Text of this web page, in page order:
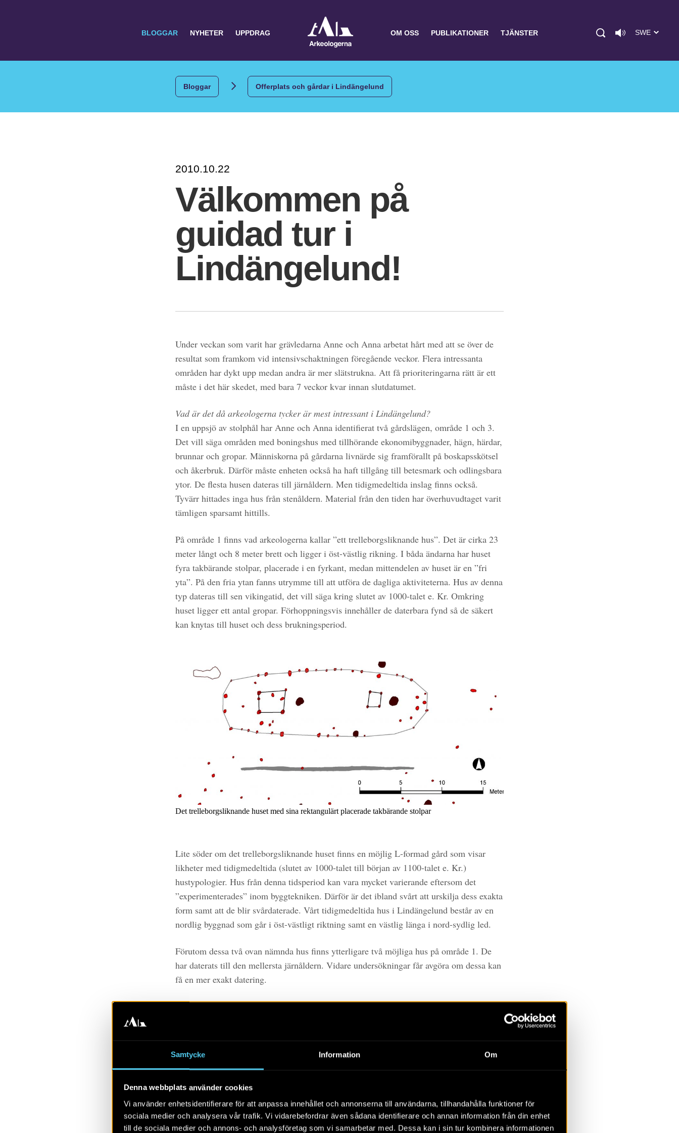
Samtycke Information Om
Denna webbplats använder cookies
Vi använder enhetsidentifierare för att anpassa innehållet och annonserna till användarna, tillhandahålla funktioner för
sociala medier och analysera vår trafik. Vi vidarebefordrar även sådana identifierare och annan information från din enhet
till de sociala medier och annons- och analysföretag som vi samarbetar med. Dessa kan i sin tur kombinera informationen
BLOGGAR NYHETER UPPDRAG OM OSS PUBLIKATIONER TJÄNSTER SWE
Bloggar Offerplats och gårdar i Lindängelund
2010.10.22
Välkommen på
guidad tur i
Lindängelund!
Under veckan som varit har grävledarna Anne och Anna arbetat hårt med att se över de
resultat som framkom vid intensivschaktningen föregående veckor. Flera intressanta
områden har dykt upp medan andra är mer slätstrukna. Att få prioriteringarna rätt är ett
måste i det här skedet, med bara 7 veckor kvar innan slutdatumet.
Vad är det då arkeologerna tycker är mest intressant i Lindängelund?
I en uppsjö av stolphål har Anne och Anna identifierat två gårdslägen, område 1 och 3.
Det vill säga områden med boningshus med tillhörande ekonomibyggnader, hägn, härdar,
brunnar och gropar. Människorna på gårdarna livnärde sig framförallt på boskapsskötsel
och åkerbruk. Därför måste enheten också ha haft tillgång till betesmark och odlingsbara
ytor. De flesta husen dateras till järnåldern. Men tidigmedeltida inslag finns också.
Tyvärr hittades inga hus från stenåldern. Material från den tiden har överhuvudtaget varit
tämligen sparsamt hittills.
På område 1 finns vad arkeologerna kallar ”ett trelleborgsliknande hus”. Det är cirka 23
meter långt och 8 meter brett och ligger i öst-västlig rikning. I båda ändarna har huset
fyra takbärande stolpar, placerade i en fyrkant, medan mittendelen av huset är en ”fri
yta”. På den fria ytan fanns utrymme till att utföra de dagliga aktiviteterna. Hus av denna
typ dateras till sen vikingatid, det vill säga kring slutet av 1000-talet e. Kr. Omkring
huset ligger ett antal gropar. Förhoppningsvis innehåller de daterbara fynd så de säkert
kan knytas till huset och dess brukningsperiod.
Det trelleborgsliknande huset med sina rektangulärt placerade takbärande stolpar
Lite söder om det trelleborgsliknande huset finns en möjlig L-formad gård som visar
likheter med tidigmedeltida (slutet av 1000-talet till början av 1100-talet e. Kr.)
hustypologier. Hus från denna tidsperiod kan vara mycket varierande eftersom det
”experimenterades” inom byggtekniken. Därför är det ibland svårt att urskilja dess exakta
form samt att de blir svårdaterade. Vårt tidigmedeltida hus i Lindängelund består av en
nordlig byggnad som går i öst-västligt riktning samt en västlig länga i nord-sydlig led.
Förutom dessa två ovan nämnda hus finns ytterligare två möjliga hus på område 1. De
har daterats till den mellersta järnåldern. Vidare undersökningar får avgöra om dessa kan
få en mer exakt datering.
På en annan del av utgrävningsytan, område 3, finns också möjliga gårdslämningar.
bekräfta eller dementera stolphål, samt att se till deras karaktär, blir det enklare att
gruppera dem tillsammans. Men redan nu är vi kan vi säga att där finns mellan 5 och 10
eller annat hus från folkvandringstid-vendeltid (ca 500-700 e. Kr.) här. Utöver
huslämningarna kan skymtas en mängd möjliga hägn, brunnar och gropar.